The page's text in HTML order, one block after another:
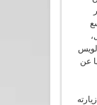
لويس
عن